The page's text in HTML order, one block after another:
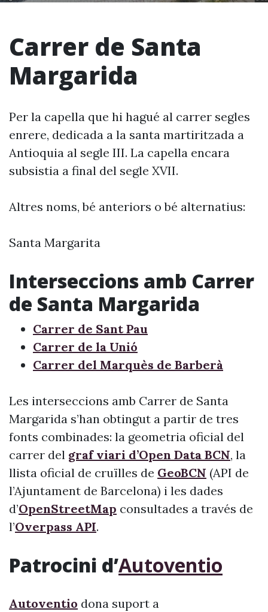
Carrer de Santa
Margarida
Per la capella que hi hagué al carrer segles
enrere, dedicada a la santa martiritzada a
Antioquia al segle III. La capella encara
subsistia a final del segle XVII.
Altres noms, bé anteriors o bé alternatius:
Santa Margarita
Interseccions amb Carrer
de Santa Margarida
Carrer de Sant Pau
Carrer de la Unió
Carrer del Marquès de Barberà
Les interseccions amb Carrer de Santa
Margarida s’han obtingut a partir de tres
fonts combinades: la geometria oficial del
carrer del graf viari d’Open Data BCN, la
llista oficial de cruïlles de GeoBCN (API de
l’Ajuntament de Barcelona) i les dades
d’OpenStreetMap consultades a través de
l’Overpass API.
Patrocini d’Autoventio
Autoventio dona suport a